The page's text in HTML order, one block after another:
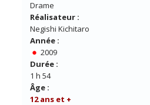
Drame
Réalisateur :
Negishi Kichitaro
Année :
2009
Durée :
1 h 54
Âge :
12 ans et +